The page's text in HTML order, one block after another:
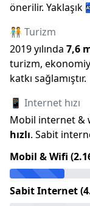
önerilir. Yaklaşık
🧑‍🤝‍🧑 Turizm
2019yılında 7,6
turizm,
katkı sağlamıştır.
📱 Internet hızı
Mobil internet &
hızlı. Sabit
Mobil & Wifi (
Sabit Internet (